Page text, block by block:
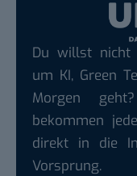
Du willst nicht
um KI, Green
Morgen
bekommen
direkt in die
Vorsprung.